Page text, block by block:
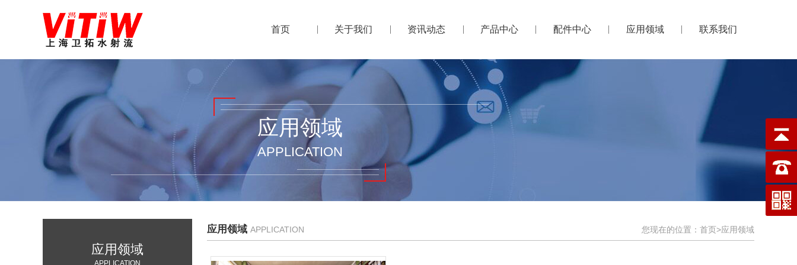
首页 关于我们 资讯动态 产品中心 配件中心 应用领域 联系我们
应用领域
APPLICATION
应用领域
APPLICATION
应用领域 APPLICATION 您现在的位置： 首页>应用领域